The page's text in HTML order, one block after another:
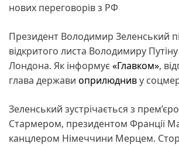
нових переговорів з РФ
Президент Володимир Зеленський
відкритого листа Володимиру
Лондона. Як інформує«Главком»,
глава держави оприлюдниву
Зеленський зустрічається з
Стармером, президентом Франції
канцлером Німеччини Мерцем.